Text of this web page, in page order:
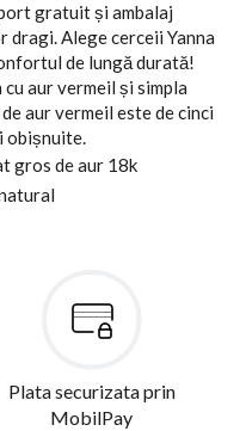
gratuit și ambalaj
Alege cerceii Yanna
de lungă durată!
aur vermeil și simpla
aur vermeil este de cinci
obișnuite.
gros de aur 18k
Plata securizata prin
MobilPay